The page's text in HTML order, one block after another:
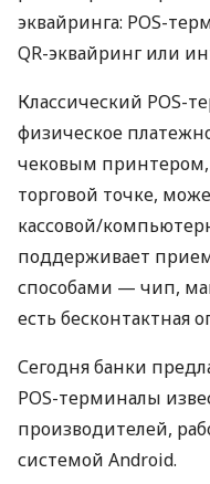
эквайринга: POS-
QR-эквайринг или
Классический POS-
физическое
чековым принтером,
торговой точке,
кассовой/
поддерживает
способами — чип,
есть бесконтактная
Сегодня банки
POS-терминалы
производителей,
системой Android.